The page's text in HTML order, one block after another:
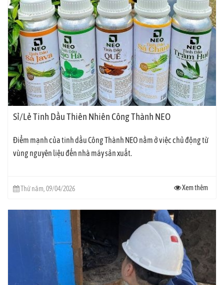
Sỉ/Lẻ Tinh Dầu Thiên Nhiên Công Thành NEO
Điểm mạnh của tinh dầu Công Thành NEO nằm ở việc chủ động từ
vùng nguyên liệu đến nhà máy sản xuất.
Thứ năm, 09/04/2026 Xem thêm